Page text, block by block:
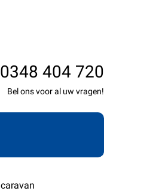
0348 404 720
Bel ons voor al uw vragen!